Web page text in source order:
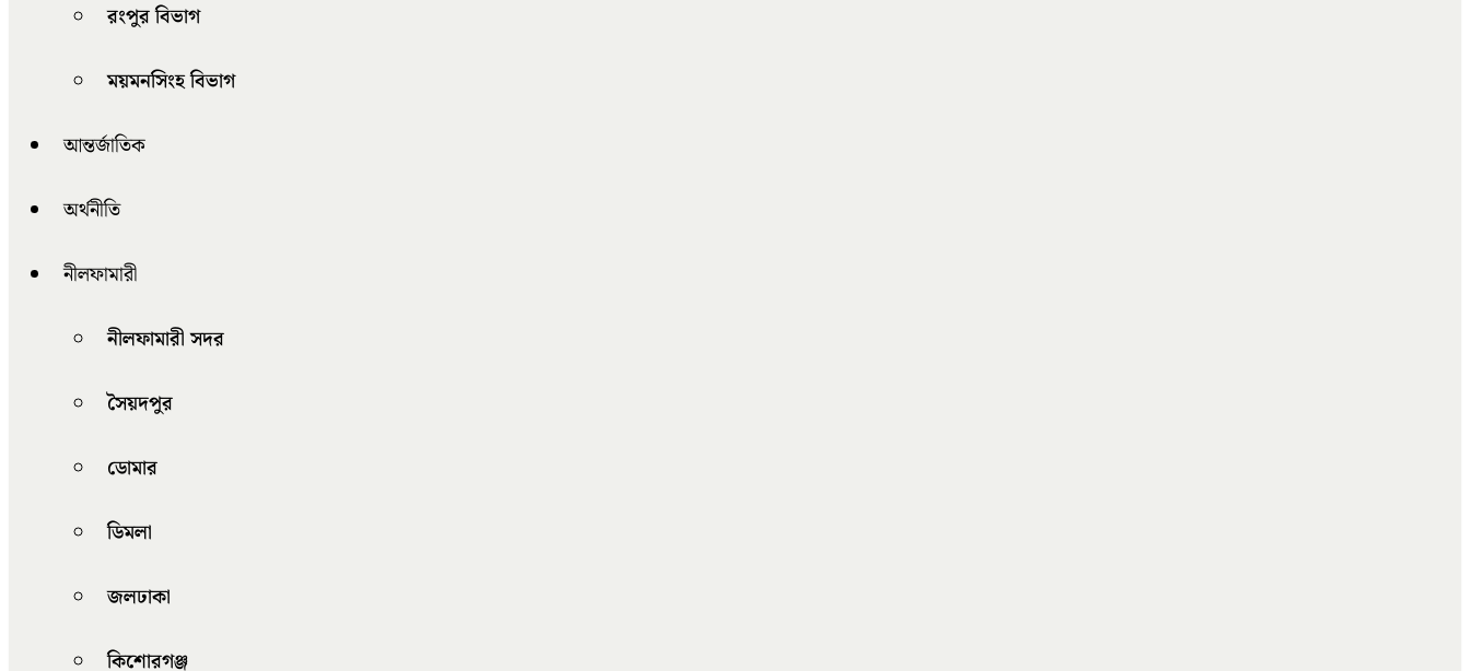
রংপুর বিভাগ
ময়মনসিংহ বিভাগ
আন্তর্জাতিক
অর্থনীতি
নীলফামারী
নীলফামারী সদর
সৈয়দপুর
ডোমার
ডিমলা
জলঢাকা
কিশোরগঞ্জ